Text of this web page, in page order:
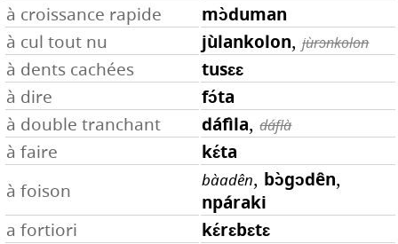
à croissance rapide mɔ̀duman
à cul tout nu jùlankolon,jùrɔnkolon
à dents cachées tusɛɛ
à dire fɔ́ta
à double tranchant dáfìla,dáflà
à faire kɛ́ta
à foison
bàadên, bɔ̀gɔdên,
npáraki
a fortiori kɛ́rɛbɛtɛ